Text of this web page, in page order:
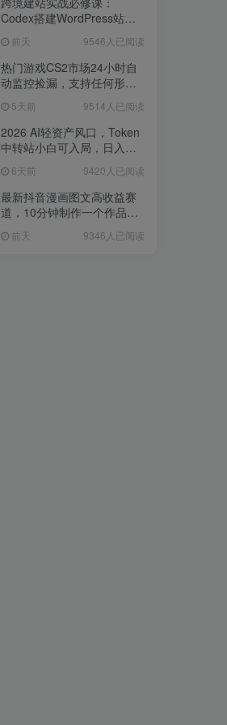
Codex搭建WordPress站
量阵地
前天 9546人已阅读
热门游戏CS2市场24小时自
动监控捡漏，支持任何形式
手，日入300+【揭秘】
5天前 9514人已阅读
2026 AI轻资产风口，Token
中转站小白可入局，日入
6天前 9420人已阅读
最新抖音漫画图文高收益赛
道，10分钟制作一个作品，
前天 9346人已阅读